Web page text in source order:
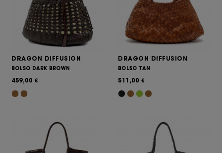
DRAGON DIFFUSION
BOLSO DARK BROWN
459,00 €
DRAGON DIFFUSION
BOLSO TAN
511,00 €